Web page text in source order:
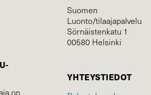
on
Suomen
Luonto/tilaajapalvelu
Sörnäistenkatu 1
00580 Helsinki
YHTEYSTIEDOT